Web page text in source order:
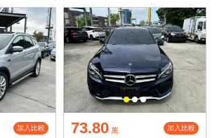
加入比較 73.80 萬 加入比較